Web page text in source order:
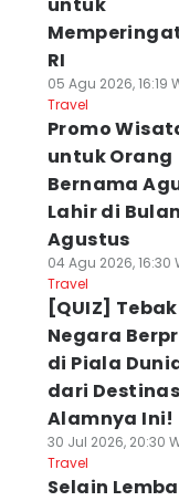
RI
05 Agu 2026, 16:19
Travel
Promo
untuk Orang
Bernama
Lahir di Bulan
Agustus
04 Agu 2026, 16:30
Travel
[QUIZ] Tebak
Negara
di Piala
dari
Alamnya Ini!
30 Jul 2026, 20:30
Travel
Selain